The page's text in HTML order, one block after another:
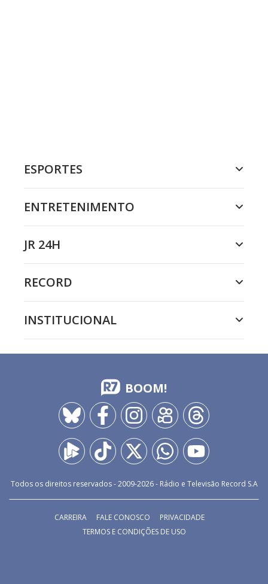
ESPORTES
ENTRETENIMENTO
JR 24H
RECORD
INSTITUCIONAL
BOOM!
Todos os direitos reservados - 2009-2026- Rádio e Televisão Record S.A
CARREIRA FALE CONOSCO
PRIVACIDADE
TERMOS E CONDIÇÕES DE USO